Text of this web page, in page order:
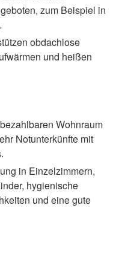
zum Beispiel in
obdachlose
und heißen
Wohnraum
Notunterkünfte mit
in Einzelzimmern,
hygienische
und eine gute